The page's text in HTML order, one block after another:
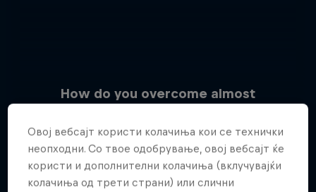
How do you overcome almost
3 Слики
Uncharted
Jimmy Spithill's SailGP journey
1 сезона · 3 епизоди
Овој вебсајт користи колачиња кои се технички
неопходни. Со твое одобрување, овој вебсајт ќе
користи и дополнителни колачиња (вклучувајќи
колачиња од трети страни) или слични